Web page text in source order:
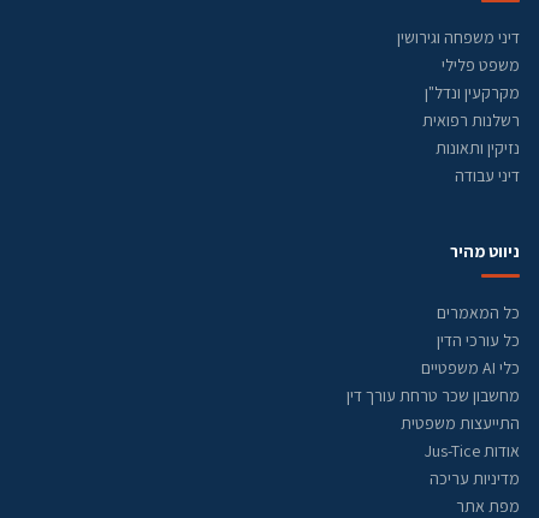
דיני משפחה וגירושין
משפט פלילי
מקרקעין ונדל"ן
רשלנות רפואית
נזיקין ותאונות
דיני עבודה
ניווט מהיר
כל המאמרים
כל עורכי הדין
כלי AI משפטיים
מחשבון שכר טרחת עורך דין
התייעצות משפטית
אודות Jus-Tice
מדיניות עריכה
מפת אתר